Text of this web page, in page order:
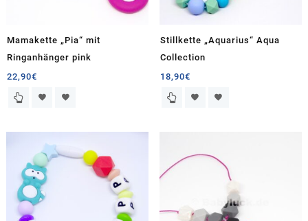
Mamakette „Pia“ mit
Ringanhänger pink
22,90€
Stillkette „Aquarius“ Aqua
Collection
18,90€